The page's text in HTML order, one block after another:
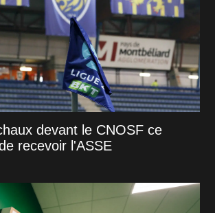
devant le CNOSF ce
recevoir l'ASSE